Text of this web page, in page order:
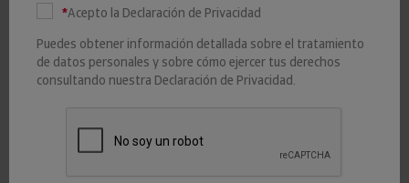
25 ENERO 2021
Iberinform
FINANZAS-Y-RIESGOS
Elburofaxes un servicio utilizado para el envío urgente y
características y métodos de envío.
*Acepto la Declaración de Privacidad
Puedes obtener información detallada sobre el tratamiento
de datos personales y sobre cómo ejercer tus derechos
consultando nuestra Declaración de Privacidad.